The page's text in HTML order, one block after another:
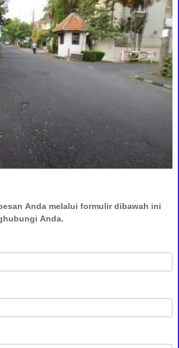
Anda melalui formulir dibawah ini
Anda.